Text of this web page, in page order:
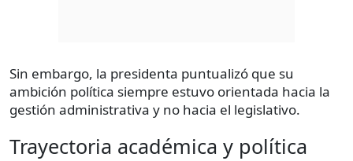
Sin embargo, la presidenta puntualizó que su
ambición política siempre estuvo orientada hacia la
gestión administrativa y no hacia el legislativo.
Trayectoria académica y política